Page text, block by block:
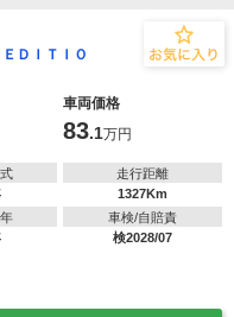
ＤＩＴＩＯ
車両価格
83.1万円
走行距離
1327Km
車検/自賠責
検2028/07